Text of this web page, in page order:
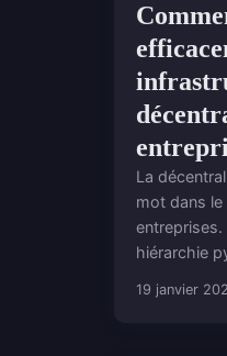
La
mot dans
entreprises.
hiérarchie
19 janvier